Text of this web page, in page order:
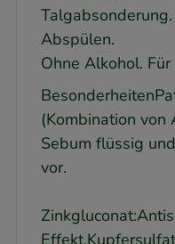
Abspülen.
Ohne Alkohol.
(Kombination
Sebum flüssig
vor.